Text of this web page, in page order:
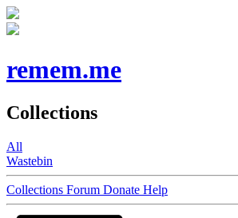
remem.me
Collections
All
Wastebin
Collections Forum Donate Help